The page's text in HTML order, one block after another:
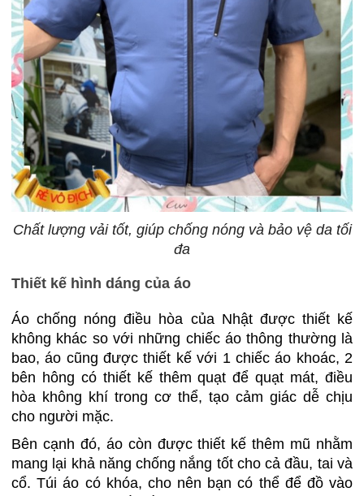
Chất lượng vải tốt, giúp chống nóng và bảo vệ da tối
đa
Thiết kế hình dáng của áo
Áo chống nóng điều hòa của Nhật được thiết kế
không khác so với những chiếc áo thông thường là
bao, áo cũng được thiết kế với 1 chiếc áo khoác, 2
bên hông có thiết kế thêm quạt để quạt mát, điều
hòa không khí trong cơ thể, tạo cảm giác dễ chịu
cho người mặc.
Bên cạnh đó, áo còn được thiết kế thêm mũ nhằm
mang lại khả năng chống nắng tốt cho cả đầu, tai và
cổ. Túi áo có khóa, cho nên bạn có thể để đồ vào